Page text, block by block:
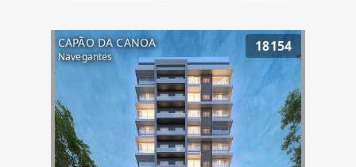
CAPÃO DA CANOA
Navegantes
18154